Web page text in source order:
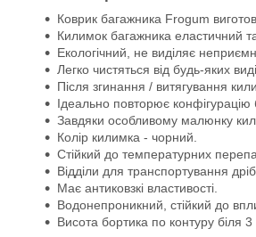
Коврик багажника Frogum
Килимок багажника еластичний
Екологічний, не виділяє
Легко чистяться від будь-яких
Після згинання / витягування
Ідеально повторює конфігурацію
Завдяки особливому малюнку
Колір килимка - чорний.
Стійкий до температурних
Відділи для транспортування
Має антиковзкі властивості.
Водонепроникний, стійкий до
Висота бортика по контуру біля 3